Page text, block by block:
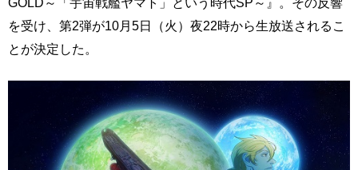
を受け、第2弾が10月5日（火）夜22時から生放送されるこ
とが決定した。